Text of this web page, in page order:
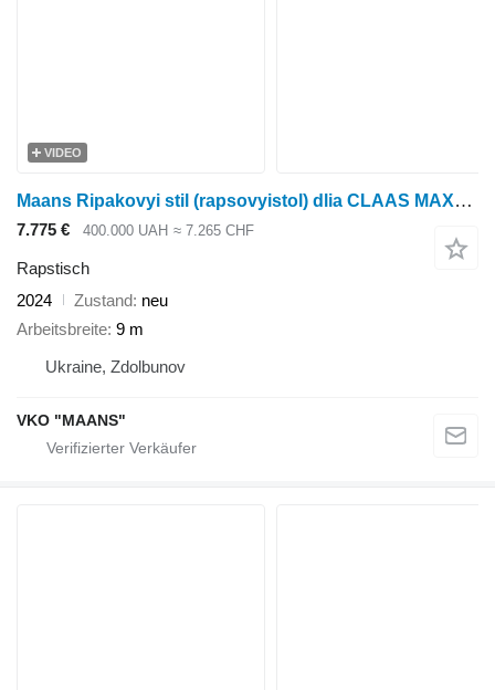
VIDEO
Maans Ripakovyi stil (rapsovyistol) dlia CLAAS MAXFLEX 1350
7.775 € 400.000 UAH ≈ 7.265 CHF
Rapstisch
2024
Zustand neu
Arbeitsbreite 9 m
Ukraine, Zdolbunov
VKO "MAANS"